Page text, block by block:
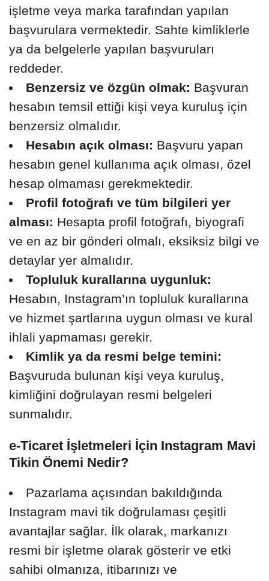
işletme veya marka tarafından yapılan
başvurulara vermektedir. Sahte kimliklerle
ya da belgelerle yapılan başvuruları
reddeder.
Benzersiz ve özgün olmak: Başvuran
hesabın temsil ettiği kişi veya kuruluş için
benzersiz olmalıdır.
Hesabın açık olması: Başvuru yapan
hesabın genel kullanıma açık olması, özel
hesap olmaması gerekmektedir.
Profil fotoğrafı ve tüm bilgileri yer
alması: Hesapta profil fotoğrafı, biyografi
ve en az bir gönderi olmalı, eksiksiz bilgi ve
detaylar yer almalıdır.
Topluluk kurallarına uygunluk:
Hesabın, Instagram’ın topluluk kurallarına
ve hizmet şartlarına uygun olması ve kural
ihlali yapmaması gerekir.
Kimlik ya da resmi belge temini:
Başvuruda bulunan kişi veya kuruluş,
kimliğini doğrulayan resmi belgeleri
sunmalıdır.
e-Ticaret İşletmeleri İçin Instagram Mavi
Tikin Önemi Nedir?
Pazarlama açısından bakıldığında
Instagram mavi tik doğrulaması çeşitli
avantajlar sağlar. İlk olarak, markanızı
resmi bir işletme olarak gösterir ve etki
sahibi olmanıza, itibarınızı ve